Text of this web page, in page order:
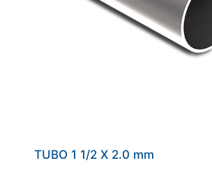
TUBO 1 1/2 X 2.0 mm